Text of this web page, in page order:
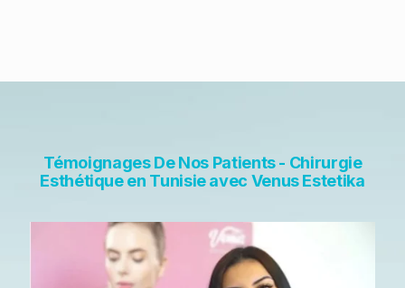
Témoignages De Nos Patients - Chirurgie
Esthétique en Tunisie avec Venus Estetika